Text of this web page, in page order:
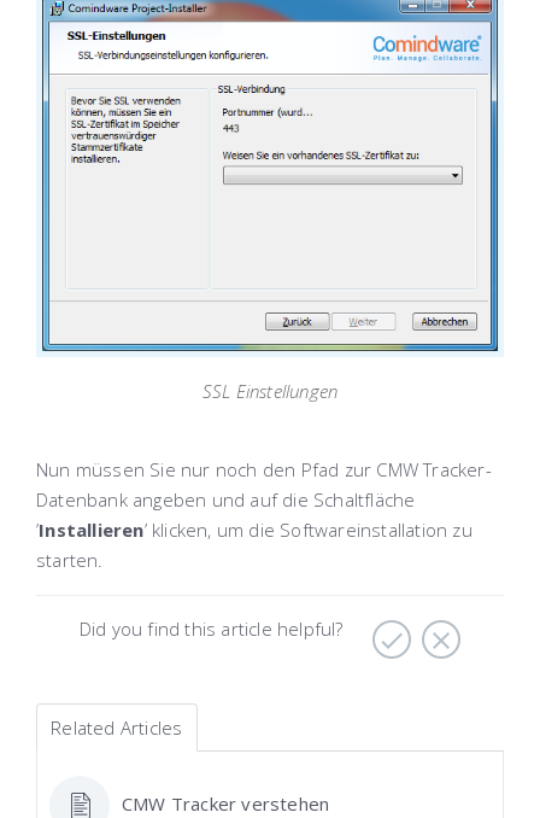
SSL Einstellungen
Nun müssen Sie nur noch den Pfad zur CMW Tracker-
Datenbank angeben und auf die Schaltfläche
’Installieren’ klicken, um die Softwareinstallation zu
starten.
Did you find this article helpful?
Related Articles
CMW Tracker verstehen